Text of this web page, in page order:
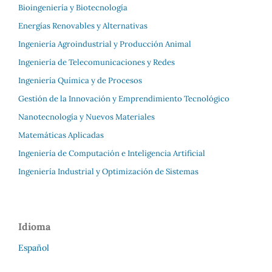
Bioingeniería y Biotecnología
Energías Renovables y Alternativas
Ingeniería Agroindustrial y Producción Animal
Ingeniería de Telecomunicaciones y Redes
Ingeniería Química y de Procesos
Gestión de la Innovación y Emprendimiento Tecnológico
Nanotecnología y Nuevos Materiales
Matemáticas Aplicadas
Ingeniería de Computación e Inteligencia Artificial
Ingeniería Industrial y Optimización de Sistemas
Idioma
Español